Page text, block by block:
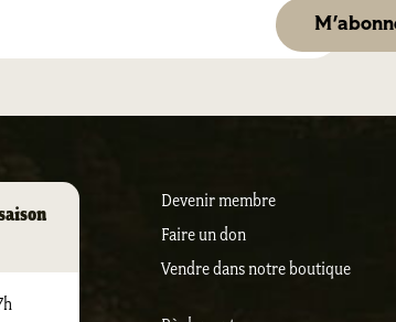
Devenir membre
Faire un don
Vendre dans notre boutique